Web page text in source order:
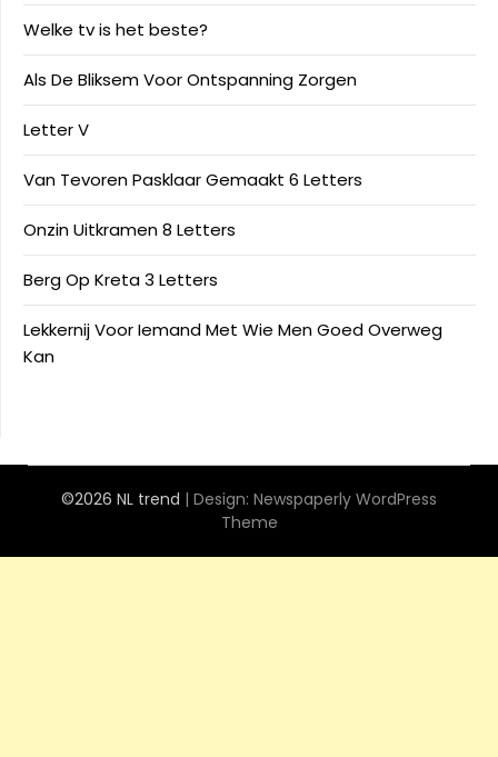
Welke tv is het beste?
Als De Bliksem Voor Ontspanning Zorgen
Letter V
Van Tevoren Pasklaar Gemaakt 6 Letters
Onzin Uitkramen 8 Letters
Berg Op Kreta 3 Letters
Lekkernij Voor Iemand Met Wie Men Goed Overweg
Kan
©2026 NL trend | Design: Newspaperly WordPress
Theme